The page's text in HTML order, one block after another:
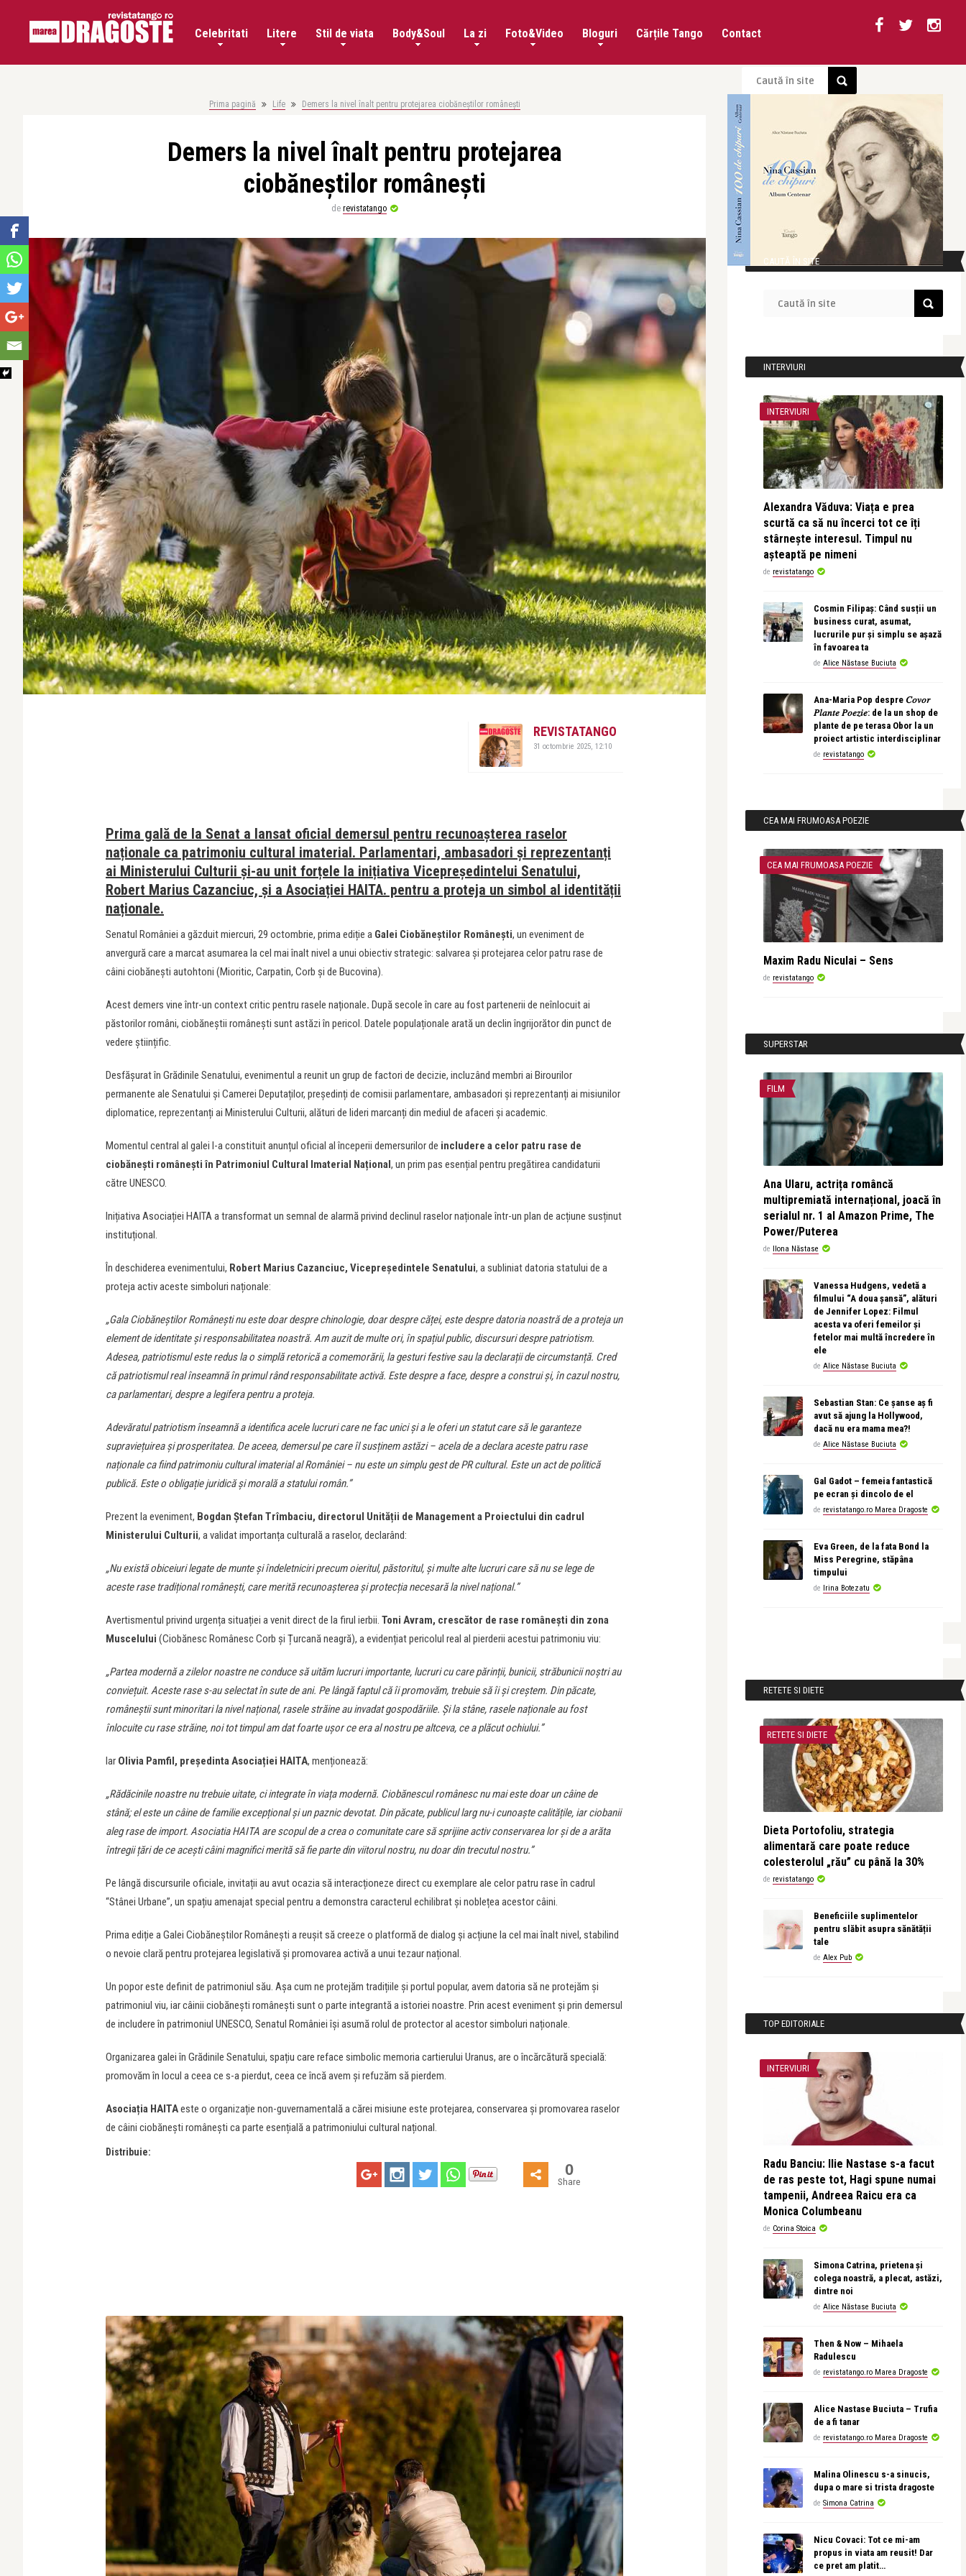
Celebritati Litere Stil de viata Body&Soul La zi Foto&Video Bloguri Cărțile Tango Contact
Prima pagină Life Demers la nivel înalt pentru protejarea ciobăneștilor românești
Demers la nivel înalt pentru protejarea
ciobăneștilor românești
de revistatango
REVISTATANGO
31 octombrie 2025, 12:10
Prima gală de la Senat a lansat oficial demersul pentru recunoașterea raselor
naționale ca patrimoniu cultural imaterial. Parlamentari, ambasadori și reprezentanți
ai Ministerului Culturii și-au unit forțele la inițiativa Vicepreședintelui Senatului,
Robert Marius Cazanciuc, și a Asociației HAITA. pentru a proteja un simbol al identității
naționale.
Senatul României a găzduit miercuri, 29 octombrie, prima ediție a Galei Ciobăneștilor Românești, un eveniment de
anvergură care a marcat asumarea la cel mai înalt nivel a unui obiectiv strategic: salvarea și protejarea celor patru rase de
câini ciobănești autohtoni (Mioritic, Carpatin, Corb și de Bucovina).
Acest demers vine într-un context critic pentru rasele naționale. După secole în care au fost partenerii de neînlocuit ai
păstorilor români, ciobăneștii românești sunt astăzi în pericol. Datele populaționale arată un declin îngrijorător din punct de
vedere științific.
Desfășurat în Grădinile Senatului, evenimentul a reunit un grup de factori de decizie, incluzând membri ai Birourilor
permanente ale Senatului și Camerei Deputaților, președinți de comisii parlamentare, ambasadori și reprezentanți ai misiunilor
diplomatice, reprezentanți ai Ministerului Culturii, alături de lideri marcanți din mediul de afaceri și academic.
Momentul central al galei l-a constituit anunțul oficial al începerii demersurilor de includere a celor patru rase de
ciobănești românești în Patrimoniul Cultural Imaterial Național, un prim pas esențial pentru pregătirea candidaturii
către UNESCO.
Inițiativa Asociației HAITA a transformat un semnal de alarmă privind declinul raselor naționale într-un plan de acțiune susținut
instituțional.
În deschiderea evenimentului, Robert Marius Cazanciuc, Vicepreședintele Senatului, a subliniat datoria statului de a
proteja activ aceste simboluri naționale:
„Gala Ciobăneștilor Românești nu este doar despre chinologie, doar despre căței, este despre datoria noastră de a proteja un
element de identitate și responsabilitatea noastră. Am auzit de multe ori, în spațiul public, discursuri despre patriotism.
Adesea, patriotismul este redus la o simplă retorică a comemorării, la gesturi festive sau la declarații de circumstanță. Cred
că patriotismul real înseamnă în primul rând responsabilitate activă. Este despre a face, despre a construi și, în cazul nostru,
ca parlamentari, despre a legifera pentru a proteja.
Adevăratul patriotism înseamnă a identifica acele lucruri care ne fac unici și a le oferi un statut care să le garanteze
supraviețuirea și prosperitatea. De aceea, demersul pe care îl susținem astăzi – acela de a declara aceste patru rase
naționale ca fiind patrimoniu cultural imaterial al României – nu este un simplu gest de PR cultural. Este un act de politică
publică. Este o obligație juridică și morală a statului român.”
Prezent la eveniment, Bogdan Ștefan Trîmbaciu, directorul Unității de Management a Proiectului din cadrul
Ministerului Culturii, a validat importanța culturală a raselor, declarând:
„Nu există obiceiuri legate de munte și îndeletniciri precum oieritul, păstoritul, și multe alte lucruri care să nu se lege de
aceste rase tradițional românești, care merită recunoașterea și protecția necesară la nivel național.”
Avertismentul privind urgența situației a venit direct de la firul ierbii. Toni Avram, crescător de rase românești din zona
Muscelului (Ciobănesc Românesc Corb și Țurcană neagră), a evidențiat pericolul real al pierderii acestui patrimoniu viu:
„Partea modernă a zilelor noastre ne conduce să uităm lucruri importante, lucruri cu care părinții, bunicii, străbunicii noștri au
conviețuit. Aceste rase s-au selectat în sute de ani. Pe lângă faptul că îi promovăm, trebuie să îi și creștem. Din păcate,
româneștii sunt minoritari la nivel național, rasele străine au invadat gospodăriile. Și la stâne, rasele naționale au fost
înlocuite cu rase străine, noi tot timpul am dat foarte ușor ce era al nostru pe altceva, ce a plăcut ochiului.”
Iar Olivia Pamfil, președinta Asociației HAITA, menționează:
„Rădăcinile noastre nu trebuie uitate, ci integrate în viața modernă. Ciobănescul românesc nu mai este doar un câine de
stână; el este un câine de familie excepțional și un paznic devotat. Din păcate, publicul larg nu-i cunoaște calitățile, iar ciobanii
aleg rase de import. Asociatia HAITA are scopul de a crea o comunitate care să sprijine activ conservarea lor și de a arăta
întregii țări de ce acești câini magnifici merită să fie parte din viitorul nostru, nu doar din trecutul nostru.”
Pe lângă discursurile oficiale, invitații au avut ocazia să interacționeze direct cu exemplare ale celor patru rase în cadrul
“Stânei Urbane”, un spațiu amenajat special pentru a demonstra caracterul echilibrat și noblețea acestor câini.
Prima ediție a Galei Ciobăneștilor Românești a reușit să creeze o platformă de dialog și acțiune la cel mai înalt nivel, stabilind
o nevoie clară pentru protejarea legislativă și promovarea activă a unui tezaur național.
Un popor este definit de patrimoniul său. Așa cum ne protejăm tradițiile și portul popular, avem datoria să ne protejăm și
patrimoniul viu, iar câinii ciobănești românești sunt o parte integrantă a istoriei noastre. Prin acest eveniment și prin demersul
de includere în patrimoniul UNESCO, Senatul României își asumă rolul de protector al acestor simboluri naționale.
Organizarea galei în Grădinile Senatului, spațiu care reface simbolic memoria cartierului Uranus, are o încărcătură specială:
promovăm în locul a ceea ce s-a pierdut, ceea ce încă avem și refuzăm să pierdem.
Asociația HAITAeste o organizație non-guvernamentală a cărei misiune este protejarea, conservarea și promovarea raselor
de câini ciobănești românești ca parte esențială a patrimoniului cultural național.
Distribuie:
0
Share
CAUTĂ ÎN SITE
INTERVIURI
INTERVIURI
Alexandra Văduva: Viața e prea
scurtă ca să nu încerci tot ce îți
stârnește interesul. Timpul nu
așteaptă pe nimeni
de revistatango
Cosmin Filipaș: Când susții un
business curat, asumat,
lucrurile pur și simplu se așază
în favoarea ta
de Alice Năstase Buciuta
Ana-Maria Pop despre 𝐶𝑜𝑣𝑜𝑟
𝑃𝑙𝑎𝑛𝑡𝑒 𝑃𝑜𝑒𝑧𝑖𝑒: de la un shop de
plante de pe terasa Obor la un
proiect artistic interdisciplinar
de revistatango
CEA MAI FRUMOASA POEZIE
CEA MAI FRUMOASA POEZIE
Maxim Radu Niculai – Sens
de revistatango
SUPERSTAR
FILM
Ana Ularu, actrița româncă
multipremiată internațional, joacă în
serialul nr. 1 al Amazon Prime, The
Power/Puterea
de Ilona Năstase
Vanessa Hudgens, vedetă a
filmului “A doua șansă”, alături
de Jennifer Lopez: Filmul
acesta va oferi femeilor și
fetelor mai multă încredere în
ele
de Alice Năstase Buciuta
Sebastian Stan: Ce șanse aș fi
avut să ajung la Hollywood,
dacă nu era mama mea?!
de Alice Năstase Buciuta
Gal Gadot – femeia fantastică
pe ecran și dincolo de el
de revistatango.ro Marea Dragoste
Eva Green, de la fata Bond la
Miss Peregrine, stăpâna
timpului
de Irina Botezatu
RETETE SI DIETE
RETETE SI DIETE
Dieta Portofoliu, strategia
alimentară care poate reduce
colesterolul „rău” cu până la 30%
de revistatango
Beneficiile suplimentelor
pentru slăbit asupra sănătății
tale
de Alex Pub
TOP EDITORIALE
INTERVIURI
Radu Banciu: Ilie Nastase s-a facut
de ras peste tot, Hagi spune numai
tampenii, Andreea Raicu era ca
Monica Columbeanu
de Corina Stoica
Simona Catrina, prietena și
colega noastră, a plecat, astăzi,
dintre noi
de Alice Năstase Buciuta
Then & Now – Mihaela
Radulescu
de revistatango.ro Marea Dragoste
Alice Nastase Buciuta – Trufia
de a fi tanar
de revistatango.ro Marea Dragoste
Malina Olinescu s-a sinucis,
dupa o mare si trista dragoste
de Simona Catrina
Nicu Covaci: Tot ce mi-am
propus in viata am reusit! Dar
ce pret am platit…